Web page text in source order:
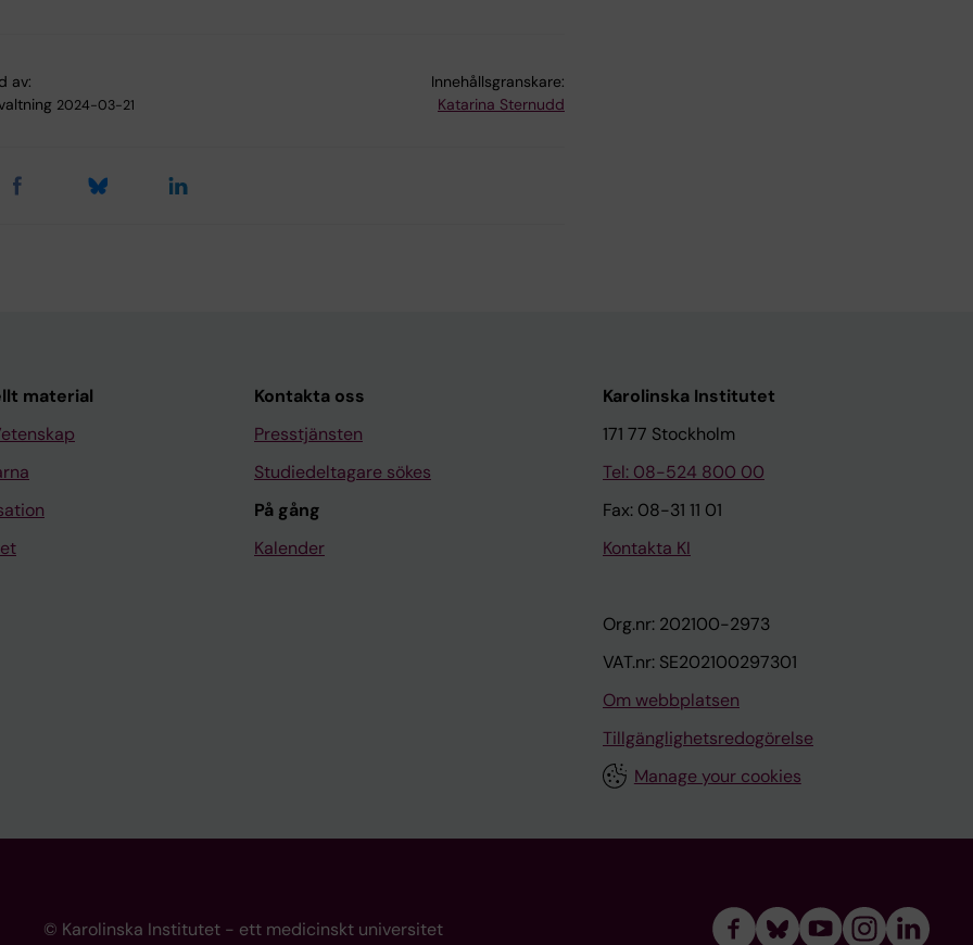
av:
2024-03-21
Innehållsgranskare:
Katarina Sternudd
material
Kontakta oss
Presstjänsten
Studiedeltagare sökes
På gång
Kalender
Karolinska Institutet
171 77 Stockholm
Tel: 08-524 800 00
Fax: 08-31 11 01
Kontakta KI
Org.nr: 202100-2973
VAT.nr: SE202100297301
Om webbplatsen
Tillgänglighetsredogörelse
Manage your cookies
© Karolinska Institutet - ett medicinskt universitet